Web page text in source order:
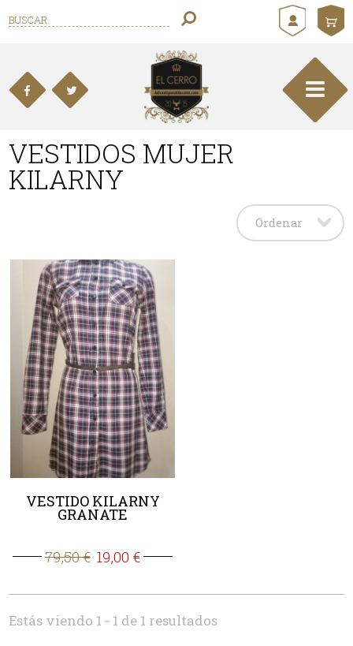
VESTIDOS MUJER
KILARNY
Ordenar
VESTIDO KILARNY
GRANATE
79,50 € 19,00 €
Estás viendo 1 - 1 de 1 resultados